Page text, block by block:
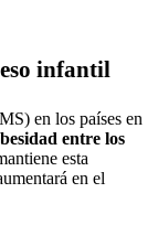
infantil
en los países en
entre los
esta
en el